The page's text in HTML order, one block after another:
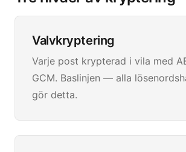
Valvkryptering
Varje post krypterad i vila med
GCM. Baslinjen — alla
gör detta.